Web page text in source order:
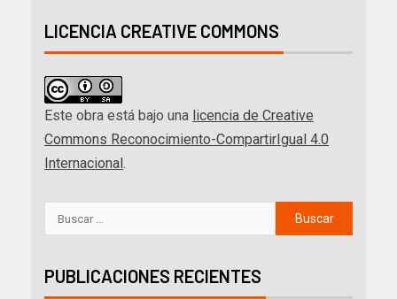
LICENCIA CREATIVE COMMONS
Este obra está bajo una licencia de Creative
Commons Reconocimiento-CompartirIgual 4.0
Internacional .
PUBLICACIONES RECIENTES